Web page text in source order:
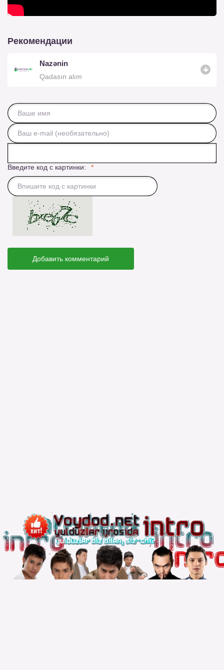
Рекомендации
Nazənin
Qadasın alım
Введите код с картинки:
Добавить комментарий